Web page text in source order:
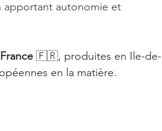
apportant autonomie et
🇫🇷, produites en Ile-de-
en la matière.